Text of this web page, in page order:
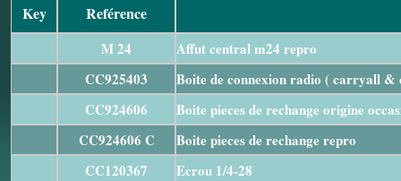
Key Reférence
M 24
Affut central m24 repro
CC925403
Boite de connexion radio ( carryall &
CC924606
Boite pieces de rechange origine
CC924606 C
Boite pieces de rechange repro
CC120367
Ecrou 1/4-28